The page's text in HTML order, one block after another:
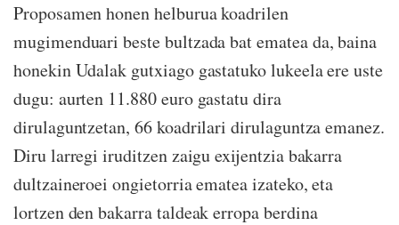
Proposamen honen helburua koadrilen
mugimenduari beste bultzada bat ematea da, baina
honekin Udalak gutxiago gastatuko lukeela ere uste
dugu: aurten 11.880 euro gastatu dira
dirulaguntzetan, 66 koadrilari dirulaguntza emanez.
Diru larregi iruditzen zaigu exijentzia bakarra
dultzaineroei ongietorria ematea izateko, eta
lortzen den bakarra taldeak erropa berdina